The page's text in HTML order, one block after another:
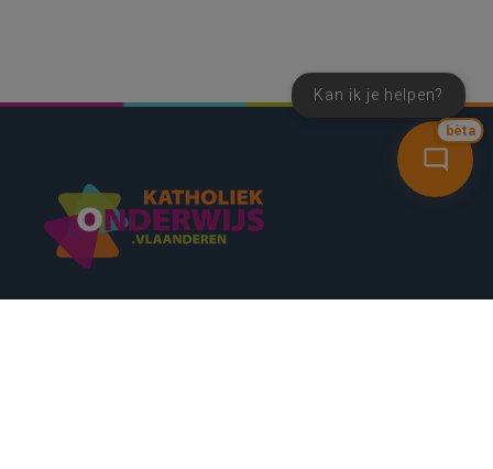
bèta
Kan ik je helpen?